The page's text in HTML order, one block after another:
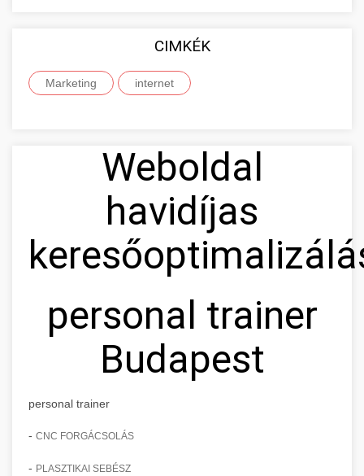
CIMKÉK
Marketing internet
Weboldal
havidíjas
personal trainer
Budapest
personal trainer
- CNC FORGÁCSOLÁS
- PLASZTIKAI SEBÉSZ